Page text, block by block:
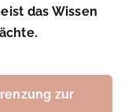
das Wissen
zur